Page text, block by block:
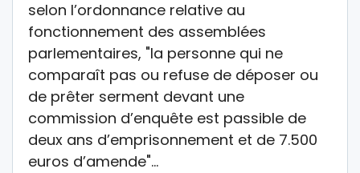
selon l’ordonnance relative au
fonctionnement des assemblées
parlementaires, "la personne qui ne
comparaît pas ou refuse de déposer ou
de prêter serment devant une
commission d’enquête est passible de
deux ans d’emprisonnement et de 7.500
euros d’amende"…